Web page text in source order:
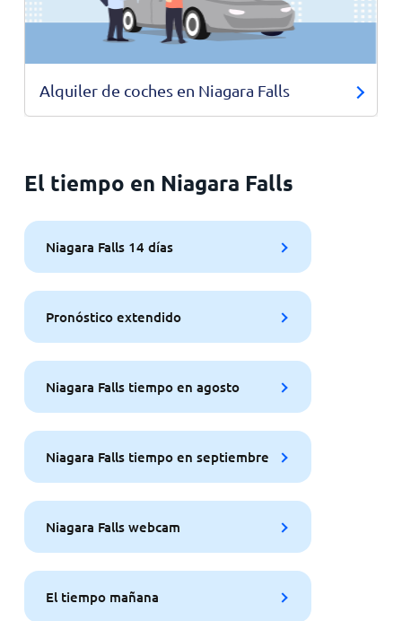
Alquiler de coches en Niagara Falls
El tiempo en Niagara Falls
Niagara Falls 14 días
Pronóstico extendido
Niagara Falls tiempo en agosto
Niagara Falls tiempo en septiembre
Niagara Falls webcam
El tiempo mañana